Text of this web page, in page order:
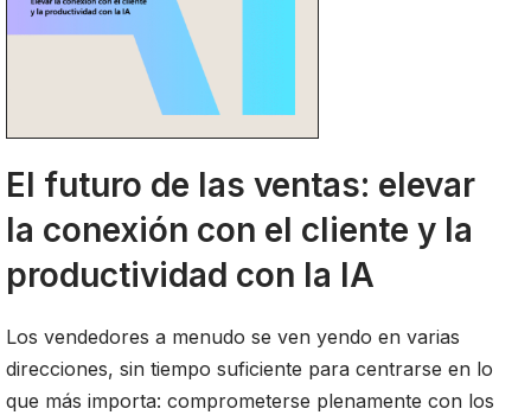
El futuro de las ventas: elevar
la conexión con el cliente y la
productividad con la IA
Los vendedores a menudo se ven yendo en varias
direcciones, sin tiempo suficiente para centrarse en lo
que más importa: comprometerse plenamente con los